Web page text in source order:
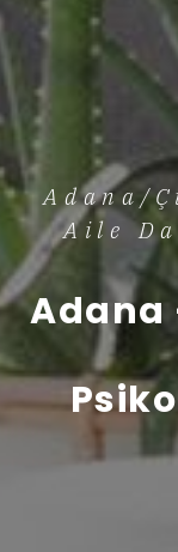
Adana/
Aile
Adana